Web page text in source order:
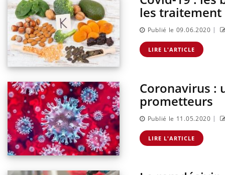
les
Publié le 09.06.2020 |
LIRE L'ARTICLE
Coronavirus :
prometteurs
Publié le 11.05.2020 |
LIRE L'ARTICLE